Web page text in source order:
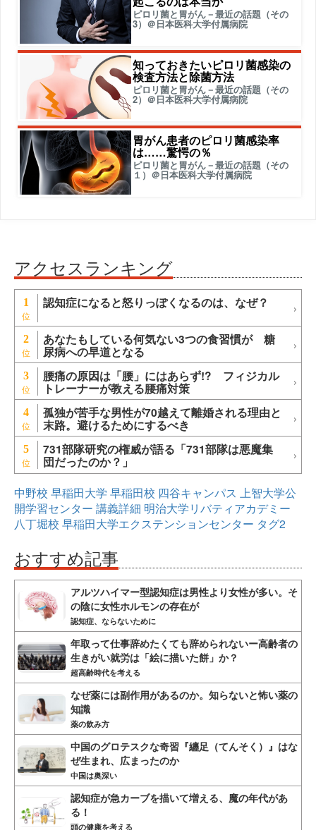
ピロリ菌と胃がん－最近の話題（その
3）＠日本医科大学付属病院
知っておきたいピロリ菌感染の
検査方法と除菌方法
ピロリ菌と胃がん－最近の話題（その
2）＠日本医科大学付属病院
胃がん患者のピロリ菌感染率
は……驚愕の％
ピロリ菌と胃がん－最近の話題（その
１）＠日本医科大学付属病院
アクセスランキング
1 認知症になると怒りっぽくなるのは、なぜ？
2 あなたもしている何気ない3つの食習慣が 糖
尿病への早道となる
3 腰痛の原因は「腰」にはあらず!? フィジカル
トレーナーが教える腰痛対策
4 孤独が苦手な男性が70越えて離婚される理由と
末路。避けるためにするべき
5 731部隊研究の権威が語る「731部隊は悪魔集
団だったのか？」
中野校 早稲田大学 早稲田校 四谷キャンパス 上智大学公
開学習センター 講義詳細 明治大学リバティアカデミー
八丁堀校 早稲田大学エクステンションセンター タグ2
おすすめ記事
アルツハイマー型認知症は男性より女性が多い。そ
の陰に女性ホルモンの存在が
認知症、ならないために
年取って仕事辞めたくても辞められないー高齢者の
生きがい就労は「絵に描いた餅」か？
超高齢時代を考える
なぜ薬には副作用があるのか。知らないと怖い薬の
知識
薬の飲み方
中国のグロテスクな奇習『纏足（てんそく）』はな
ぜ生まれ、広まったのか
中国は奥深い
認知症が急カーブを描いて増える、魔の年代があ
る！
頭の健康を考える